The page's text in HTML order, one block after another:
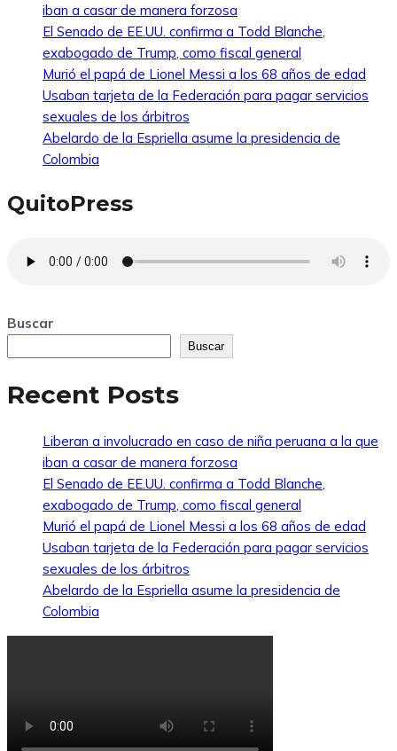
iban a casar de manera forzosa
El Senado de EE.UU. confirma a Todd Blanche,
exabogado de Trump, como fiscal general
Murió el papá de Lionel Messi a los 68 años de edad
Usaban tarjeta de la Federación para pagar servicios
sexuales de los árbitros
Abelardo de la Espriella asume la presidencia de
Colombia
QuitoPress
Buscar
Buscar
Recent Posts
Liberan a involucrado en caso de niña peruana a la que
iban a casar de manera forzosa
El Senado de EE.UU. confirma a Todd Blanche,
exabogado de Trump, como fiscal general
Murió el papá de Lionel Messi a los 68 años de edad
Usaban tarjeta de la Federación para pagar servicios
sexuales de los árbitros
Abelardo de la Espriella asume la presidencia de
Colombia